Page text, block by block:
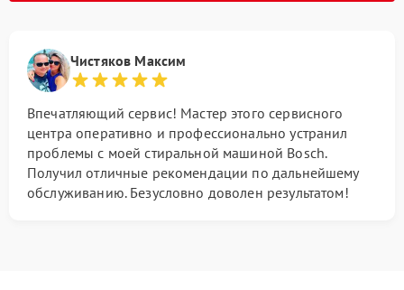
Чистяков Максим
Впечатляющий сервис! Мастер этого сервисного
центра оперативно и профессионально устранил
проблемы с моей стиральной машиной Bosch.
Получил отличные рекомендации по дальнейшему
обслуживанию. Безусловно доволен результатом!